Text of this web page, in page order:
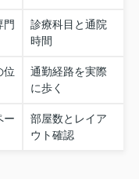
門
診療科目と通院
時間
位
通勤経路を実際
に歩く
ー
部屋数とレイア
ウト確認